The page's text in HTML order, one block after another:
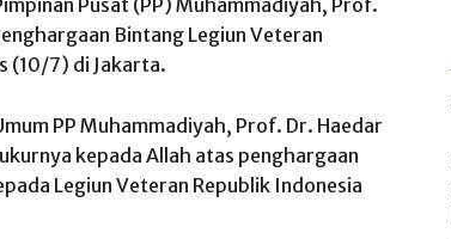
Bintang Legiun Veteran
(10/7) di Jakarta.
PP Muhammadiyah, Prof. Dr. Haedar
kepada Allah atas penghargaan
Legiun Veteran Republik Indonesia